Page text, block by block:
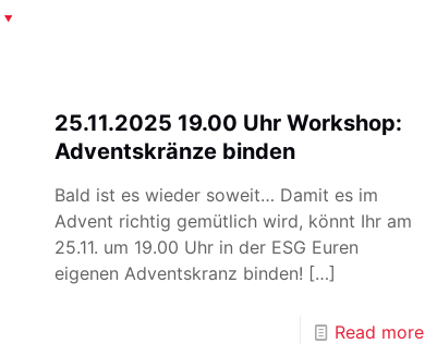
25.11.2025 19.00 Uhr Workshop:
Adventskränze binden
Bald ist es wieder soweit… Damit es im
Advent richtig gemütlich wird, könnt Ihr am
25.11. um 19.00 Uhr in der ESG Euren
eigenen Adventskranz binden! […]
Read more